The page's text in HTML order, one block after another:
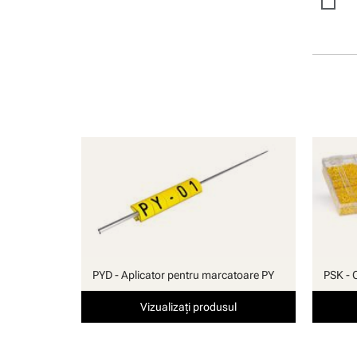
PYD - Aplicator pentru marcatoare PY
Vizualizați produsul
PSK -